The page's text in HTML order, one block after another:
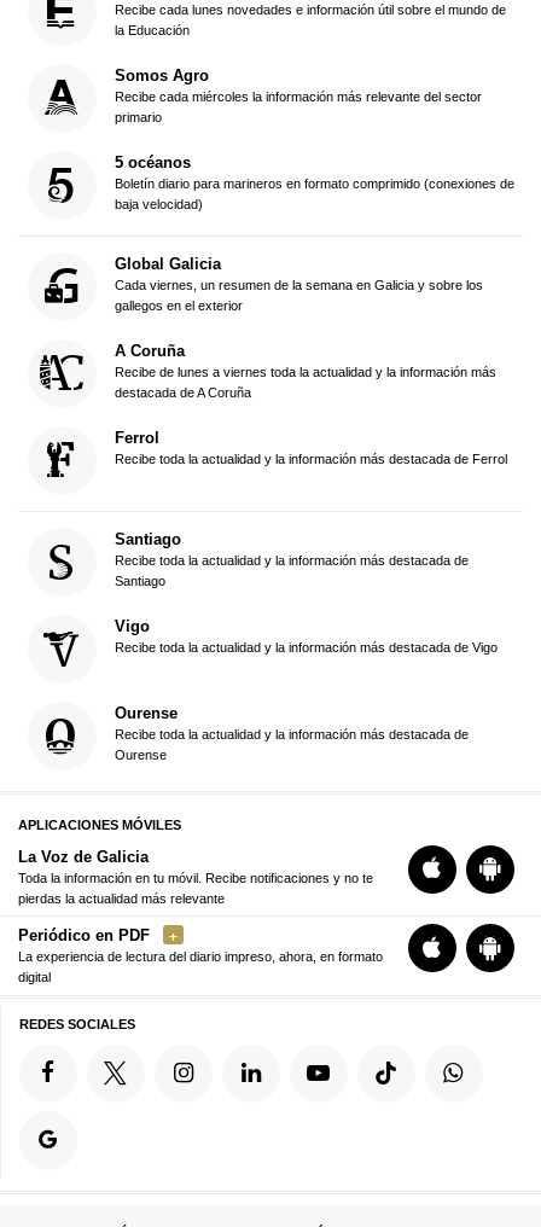
Recibe cada lunes novedades e información útil sobre el mundo de
la Educación
Somos Agro
Recibe cada miércoles la información más relevante del sector
primario
5 océanos
Boletín diario para marineros en formato comprimido (conexiones de
baja velocidad)
Global Galicia
Cada viernes, un resumen de la semana en Galicia y sobre los
gallegos en el exterior
A Coruña
Recibe de lunes a viernes toda la actualidad y la información más
destacada de A Coruña
Ferrol
Recibe toda la actualidad y la información más destacada de Ferrol
Santiago
Recibe toda la actualidad y la información más destacada de
Santiago
Vigo
Recibe toda la actualidad y la información más destacada de Vigo
Ourense
Recibe toda la actualidad y la información más destacada de
Ourense
APLICACIONES MÓVILES
La Voz de Galicia
Toda la información en tu móvil. Recibe notificaciones y no te
pierdas la actualidad más relevante
Periódico en PDF
La experiencia de lectura del diario impreso, ahora, en formato
digital
REDES SOCIALES